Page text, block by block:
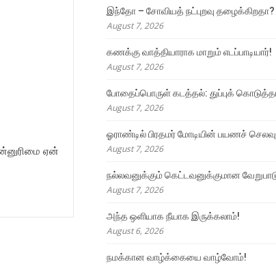
ஏன்
இந்தோ – சோவியத் நட்புறவு தழைக்கிறதா?
August 7, 2026
கணக்கு வாத்தியாராக மாறும் எடப்பாடியார்!
August 7, 2026
போதைப்பொருள் கடத்தல்: துப்புக்
August 7, 2026
ஓராண்டில் பிரதமர் மோடியின் பயணச்
August 7, 2026
நல்லவனுக்கும் கெட்டவனுக்குமான
August 7, 2026
அந்த ஒளியாக நீயாக இருக்கலாம்!
August 6, 2026
நமக்கான வாழ்க்கையை வாழ்வோம்!